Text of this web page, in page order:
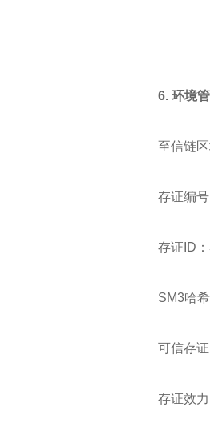
6.环境
至信链
存证编
存证ID
SM3哈
可信存
存证效